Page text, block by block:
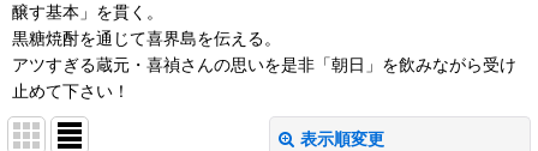
醸す基本」を貫く。
黒糖焼酎を通じて喜界島を伝える。
アツすぎる蔵元・喜禎さんの思いを是非「朝日」を飲みながら受け
止めて下さい！
表示順変更